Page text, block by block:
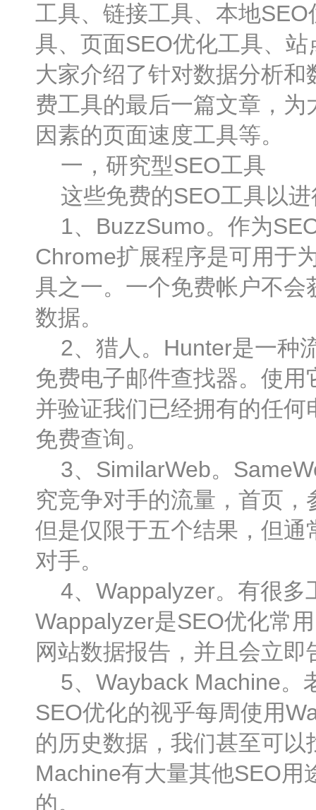
工具、链接工具、本地
具、页面SEO优化工具、
大家介绍了针对数据分析
费工具的最后一篇文章，
因素的页面速度工具等。
一，研究型SEO工具
这些免费的SEO工具以进
1、BuzzSumo。作为
Chrome扩展程序是可用于
具之一。一个免费帐户不
数据。
2、猎人。Hunter是一种
免费电子邮件查找器。使
并验证我们已经拥有的任
免费查询。
3、SimilarWeb。
究竞争对手的流量，首页
但是仅限于五个结果，但
对手。
4、Wappalyzer。有很多
Wappalyzer是SEO优化常
网站数据报告，并且会立
5、Wayback Machine。
SEO优化的视乎每周使用
的历史数据，我们甚至可
Machine有大量其他SEO用
的。